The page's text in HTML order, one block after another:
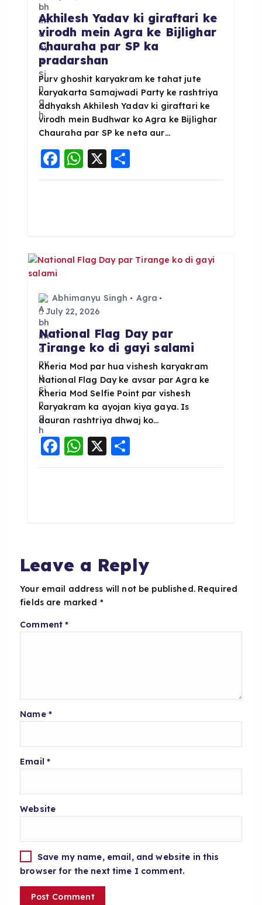
Akhilesh Yadav ki giraftari ke
virodh mein Agra ke Bijlighar
Chauraha par SP ka
pradarshan
Purv ghoshit karyakram ke tahat jute
karyakarta Samajwadi Party ke rashtriya
adhyaksh Akhilesh Yadav ki giraftari ke
virodh mein Budhwar ko Agra ke Bijlighar
Chauraha par SP ke neta aur…
F
a
o
k
W
h
p
p
X S
h
Abhimanyu Singh
Agra
July 22, 2026
National Flag Day par
Tirange ko di gayi salami
Kheria Mod par hua vishesh karyakram
National Flag Day ke avsar par Agra ke
Kheria Mod Selfie Point par vishesh
karyakram ka ayojan kiya gaya. Is
dauran rashtriya dhwaj ko…
F
a
o
k
W
h
p
X S
h
Leave a Reply
Your email address will not be published. Required
fields are marked *
Comment*
Name *
Email *
Website
Save my name, email, and website in this
browser for the next time I comment.